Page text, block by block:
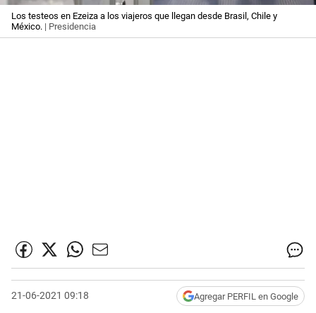
Los testeos en Ezeiza a los viajeros que llegan desde Brasil, Chile y
México. | Presidencia
21-06-2021 09:18 Agregar PERFIL en Google